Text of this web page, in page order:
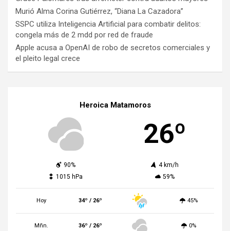
Murió Alma Corina Gutiérrez, “Diana La Cazadora”
SSPC utiliza Inteligencia Artificial para combatir delitos:
congela más de 2 mdd por red de fraude
Apple acusa a OpenAI de robo de secretos comerciales y
el pleito legal crece
Heroica Matamoros
26º
90%
4 km/h
1015 hPa
59%
Hoy 34º / 26º 45%
Mñn. 36º / 26º 0%